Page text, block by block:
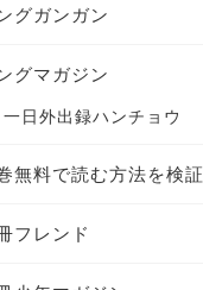
グガンガン
グマガジン
一日外出録ハンチョウ
無料で読む方法を検証
フレンド